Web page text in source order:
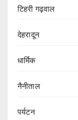
टिहरी गढ़वाल
देहरादून
धार्मिक
नैनीताल
पर्यटन